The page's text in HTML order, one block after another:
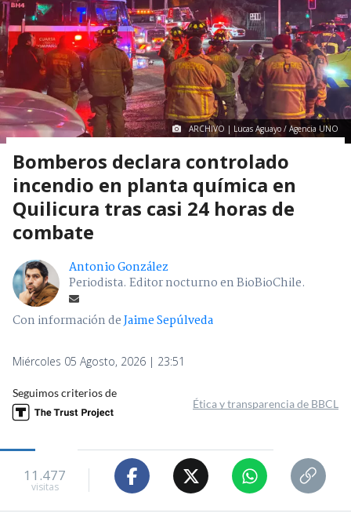
ARCHIVO | Lucas Aguayo / Agencia UNO
Bomberos declara controlado
incendio en planta química en
Quilicura tras casi 24 horas de
combate
Antonio González
Periodista. Editor nocturno en BioBioChile.
Con información deJaime Sepúlveda
Miércoles 05 Agosto, 2026 | 23:51
Seguimos criterios de
Ética y transparencia de BBCL
11.477
visitas